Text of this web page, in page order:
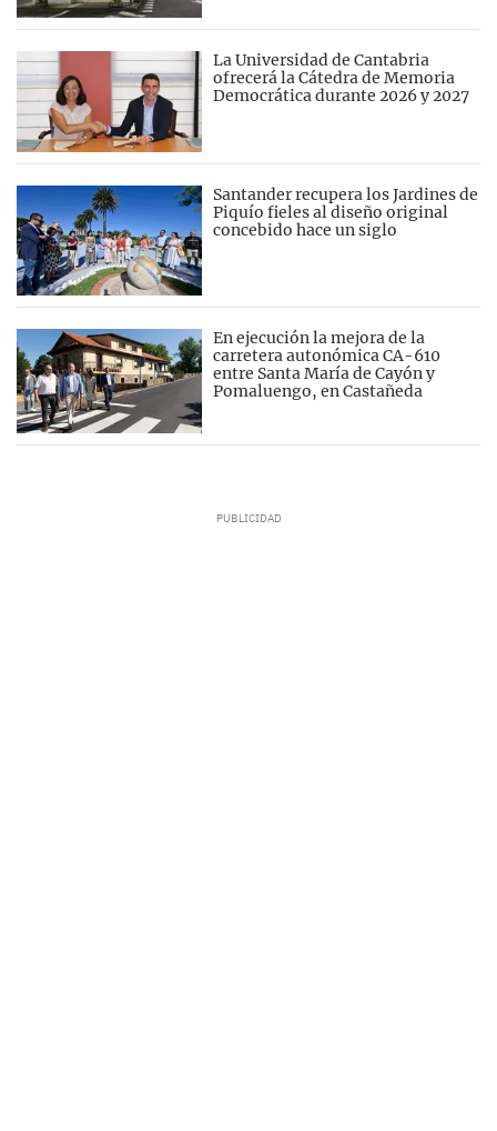
La Universidad de Cantabria
ofrecerá la Cátedra de Memoria
Democrática durante 2026 y 2027
Santander recupera los Jardines de
Piquío fieles al diseño original
concebido hace un siglo
En ejecución la mejora de la
carretera autonómica CA-610
entre Santa María de Cayón y
Pomaluengo, en Castañeda